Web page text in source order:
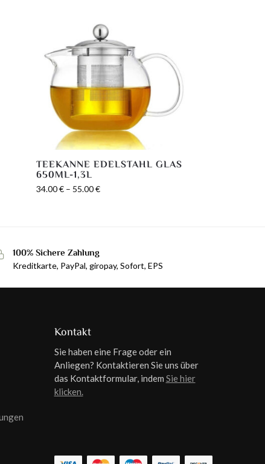
TEEKANNE EDELSTAHL GLAS
650ML-1,3L
34.00€ – 55.00€
100% Sichere Zahlung
Kreditkarte, PayPal, giropay, Sofort, EPS
Kontakt
Sie haben eine Frage oder ein
Anliegen? Kontaktieren Sie uns über
das Kontaktformular, indem Sie hier
klicken.